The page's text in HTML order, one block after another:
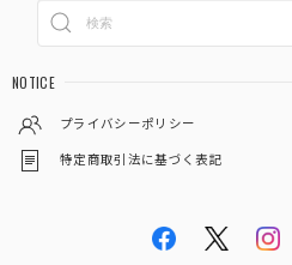
NOTICE
プライバシーポリシー
特定商取引法に基づく表記